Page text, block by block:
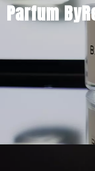
Parfum